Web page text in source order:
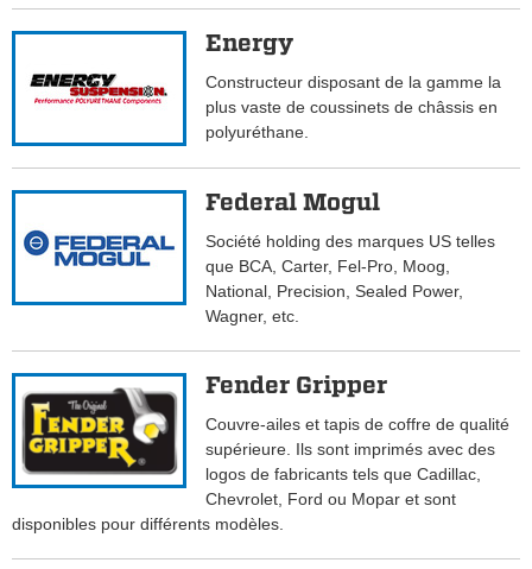
Energy
Constructeur disposant de la gamme la
plus vaste de coussinets de châssis en
polyuréthane.
Federal Mogul
Société holding des marques US telles
que BCA, Carter, Fel-Pro, Moog,
National, Precision, Sealed Power,
Wagner, etc.
Fender Gripper
Couvre-ailes et tapis de coffre de qualité
supérieure. Ils sont imprimés avec des
logos de fabricants tels que Cadillac,
Chevrolet, Ford ou Mopar et sont
disponibles pour différents modèles.